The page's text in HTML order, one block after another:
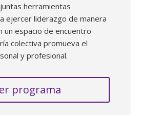
herramientas
ejercer liderazgo de manera
un espacio de encuentro
colectiva promueva el
y profesional.
programa